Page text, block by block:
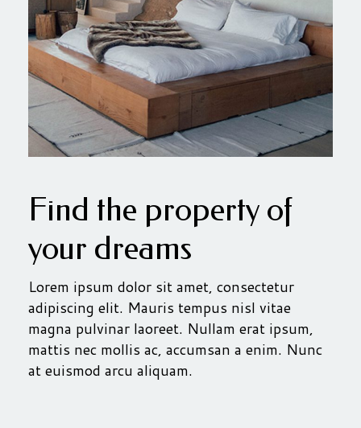
Find the property of
your dreams
Lorem ipsum dolor sit amet, consectetur
adipiscing elit. Mauris tempus nisl vitae
magna pulvinar laoreet. Nullam erat ipsum,
mattis nec mollis ac, accumsan a enim. Nunc
at euismod arcu aliquam.